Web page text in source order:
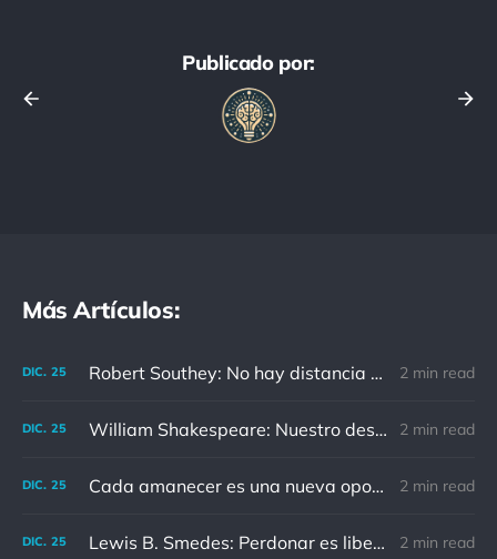
Publicado por:
Más Artículos:
DIC. 25 Robert Southey: No hay distancia o tiempo que pueda disminuir la amistad de aquellos que están completamente convencidos del valor del otro 2 min read
DIC. 25 William Shakespeare: Nuestro destino está en las estrellas, así que levantemos nuestros ojos al cielo 2 min read
DIC. 25 Cada amanecer es una nueva oportunidad 2 min read
DIC. 25 Lewis B. Smedes: Perdonar es liberar a un prisionero y descubrir que el prisionero eras tú 2 min read